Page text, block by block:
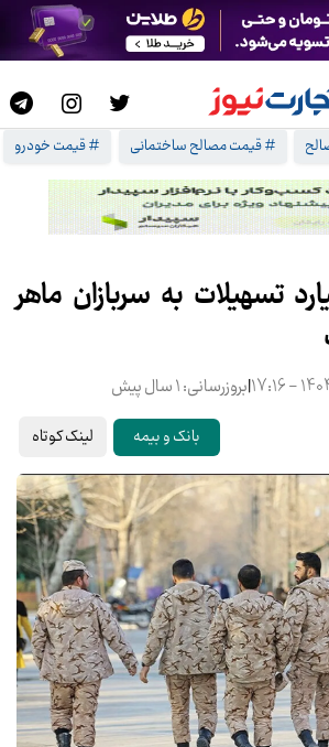
# قیمت مصالح ساختمانی # قیمت خودرو
5100 میلیارد تسهیلات به سربازان ماهر
|بروزرسانی: 1 سال پیش
بانک و بیمه لینک کوتاه